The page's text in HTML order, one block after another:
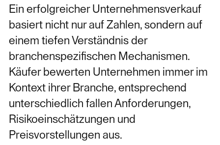
Ein erfolgreicher Unternehmensverkauf
basiert nicht nur auf Zahlen, sondern auf
einem tiefen Verständnis der
branchenspezifischen Mechanismen.
Käufer bewerten Unternehmen immer im
Kontext ihrer Branche, entsprechend
unterschiedlich fallen Anforderungen,
Risikoeinschätzungen und
Preisvorstellungen aus.